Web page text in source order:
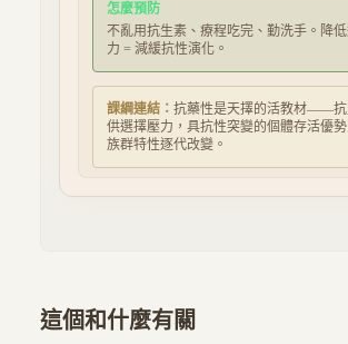
怎麼預防
不亂用抗生素、療程吃完、勤洗手。降
力 = 減緩抗性演化。
課綱連結： 抗藥性是天擇的活教材——抗
供選擇壓力，具抗性突變的個體存活優勢
族群特性逐代改變。
這個和什麼有關